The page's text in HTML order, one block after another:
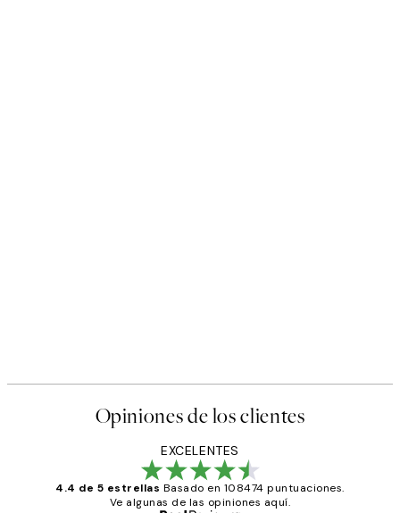
Opiniones de los clientes
EXCELENTES
4.4 de 5 estrellas Basado en 108474 puntuaciones.
Ve algunas de las opiniones aquí.